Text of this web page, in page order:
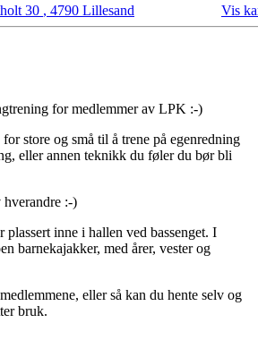
30 , 4790 Lillesand Vis
for medlemmer av LPK :-)
store og små til å trene på egenredning
eller annen teknikk du føler du bør bli
:-)
plassert inne i hallen ved bassenget. I
barnekajakker, med årer, vester og
eller så kan du hente selv og
bruk.